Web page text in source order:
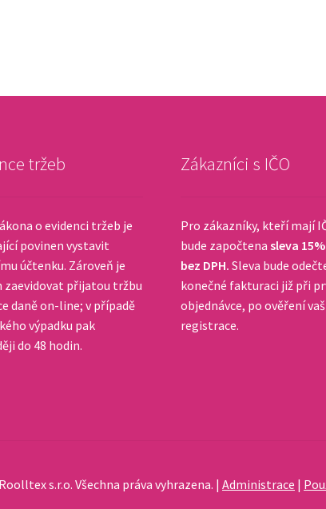
tržeb
o evidenci tržeb je
povinen vystavit
účtenku. Zároveň je
zaevidovat přijatou tržbu
daně on-line; v případě
výpadku pak
do 48 hodin.
Zákazníci s IČO
Pro zákazníky, kteří mají
bude započtena sleva
bez DPH. Sleva bude
konečné fakturaci již při
objednávce, po ověření
registrace.
s.r.o. Všechna práva vyhrazena. |Administrace |